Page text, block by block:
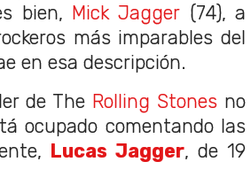
bien, Mick Jagger (74), a
más imparables del
en esa descripción.
de The Rolling Stones no
ocupado comentando las
Lucas Jagger, de 19